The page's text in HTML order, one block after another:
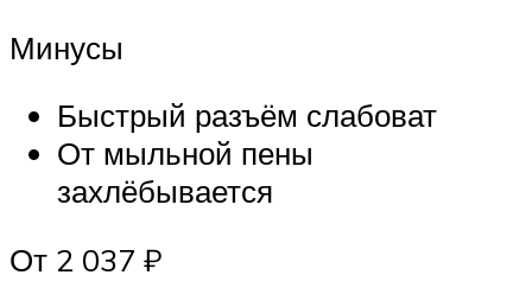
Минусы
Быстрый разъём слабоват
От мыльной пены
захлёбывается
От 2 037 ₽